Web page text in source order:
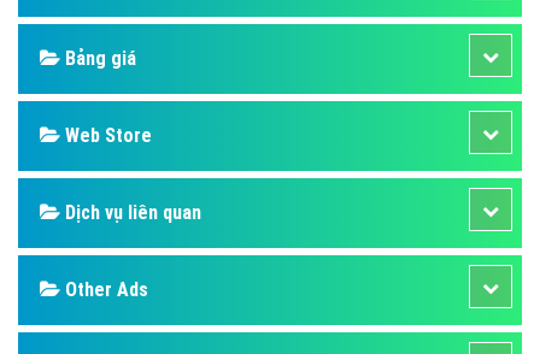
Bảng giá
Web Store
Dịch vụ liên quan
Other Ads